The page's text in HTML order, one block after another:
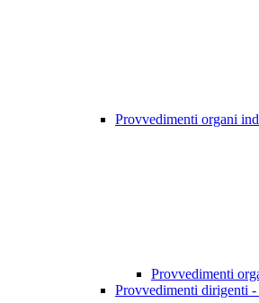
Provvedimenti organi
Provvedimenti
Provvedimenti dirigenti